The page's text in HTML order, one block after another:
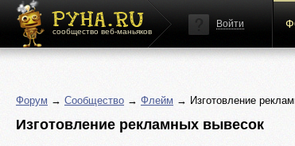
сообщество веб-маньяков
Войти
Форум → Сообщество → Флейм → Изготовление
Изготовление рекламных вывесок